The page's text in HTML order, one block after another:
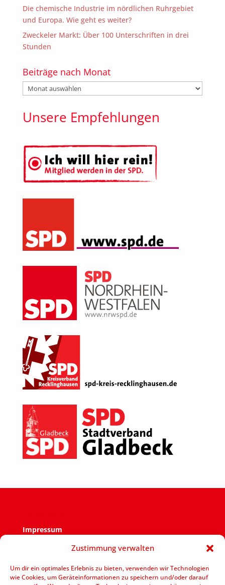
Zustimmung verwalten
Um dir ein optimales Erlebnis zu bieten, verwenden wir Technologien
wie Cookies, um Geräteinformationen zu speichern und/oder darauf
Die chemische Industrie im nördlichen Ruhrgebiet
und Europa. Wie geht es weiter?
Zweckeler Markt: Über 100 Unterschriften in drei
Stunden
Beiträge nach Monat
Beiträge
nach
Unsere Empfehlungen
Impressum
Verantwortlich für den Inhalt ist der SPD Ortsverein
V.i.S.d.P.: Jens Bennarend Goetheplatz 11 – 45964